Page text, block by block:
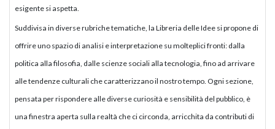
esigente si aspetta.
Suddivisa in diverse rubriche tematiche, la Libreria delle Idee si propone di
offrire uno spazio di analisi e interpretazione su molteplici fronti: dalla
politica alla filosofia, dalle scienze sociali alla tecnologia, fino ad arrivare
alle tendenze culturali che caratterizzano il nostro tempo. Ogni sezione,
pensata per rispondere alle diverse curiosità e sensibilità del pubblico, è
una finestra aperta sulla realtà che ci circonda, arricchita da contributi di